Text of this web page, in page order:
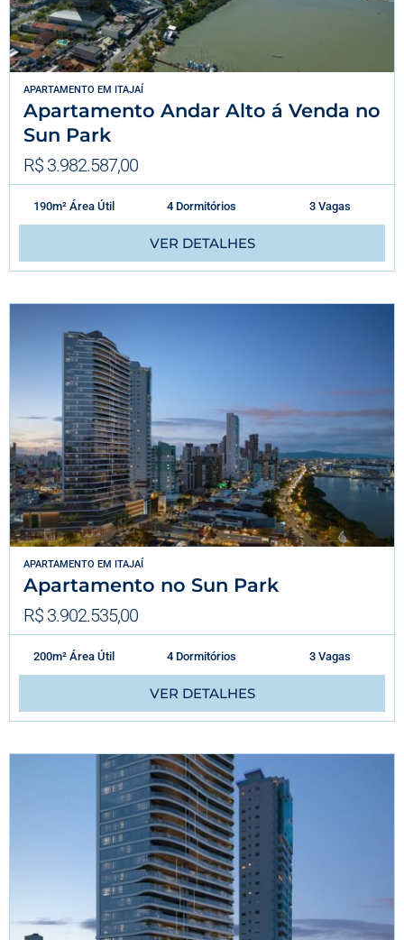
APARTAMENTO EM ITAJAÍ
Apartamento Andar Alto á Venda no
Sun Park
R$ 3.982.587,00
190m² Área Útil 4 Dormitórios 3 Vagas
VER DETALHES
APARTAMENTO EM ITAJAÍ
Apartamento no Sun Park
R$ 3.902.535,00
200m² Área Útil 4 Dormitórios 3 Vagas
VER DETALHES